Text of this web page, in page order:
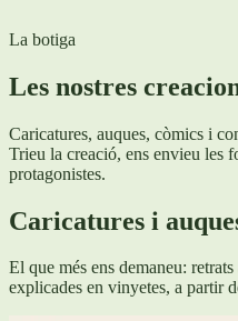
La botiga
Les nostres
Caricatures, auques, còmics i
Trieu la creació, ens envieu les
protagonistes.
Caricatures i
El que més ens demaneu:
explicades en vinyetes, a partir